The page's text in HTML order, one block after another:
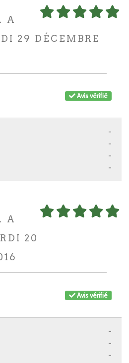
A
29 DÉCEMBRE
Avis vérifié
-
-
-
-
A
20
Avis vérifié
-
-
-